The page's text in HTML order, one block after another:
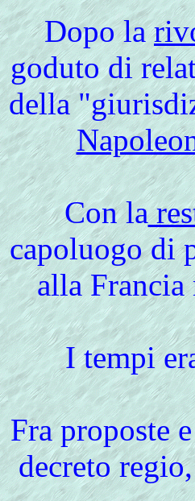
Dopola
goduto di
della
Con la
capoluogo di
alla
I tempi
Fra proposte
decreto